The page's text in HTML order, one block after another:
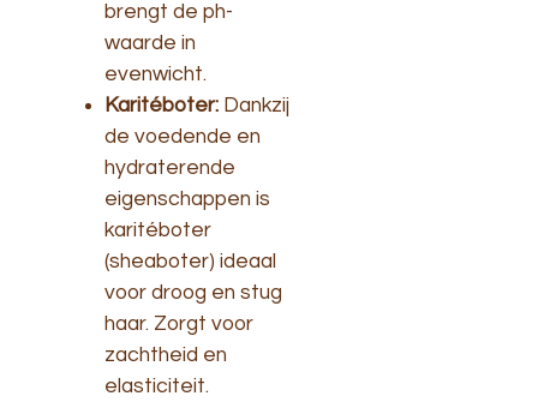
brengt de ph-
waarde in
evenwicht.
Karitéboter:Dankzij
de voedende en
hydraterende
eigenschappen is
karitéboter
(sheaboter) ideaal
voor droog en stug
haar. Zorgt voor
zachtheid en
elasticiteit.